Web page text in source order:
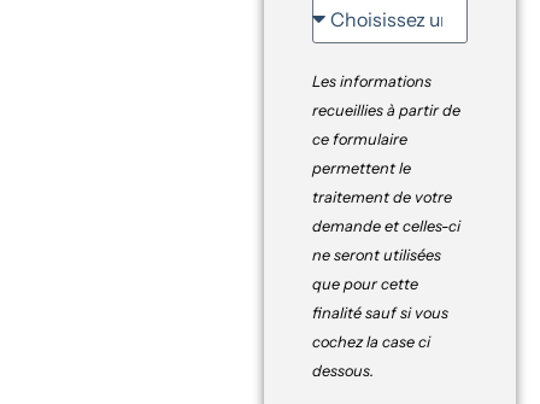
Les informations
recueillies à partir de
ce formulaire
permettent le
traitement de votre
demande et celles-ci
ne seront utilisées
que pour cette
finalité sauf si vous
cochez la case ci
dessous.